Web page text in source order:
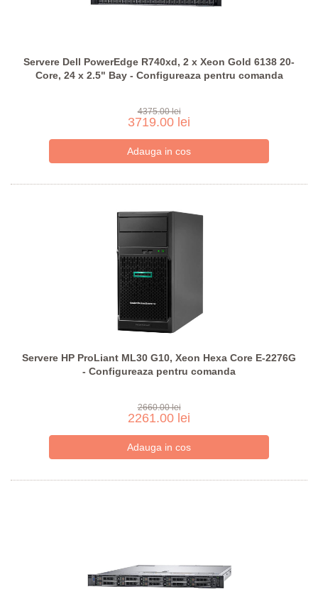
Servere Dell PowerEdge R740xd, 2 x Xeon Gold 6138 20-
Core, 24 x 2.5" Bay - Configureaza pentru comanda
4375.00 lei
3719.00 lei
Servere HP ProLiant ML30 G10, Xeon Hexa Core E-2276G
- Configureaza pentru comanda
2660.00 lei
2261.00 lei